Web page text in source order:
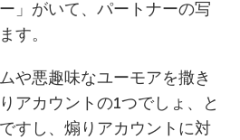
」がいて、パートナーの写
す。
や悪趣味なユーモアを撒き
アカウントの1つでしょ、と
すし、煽りアカウントに対